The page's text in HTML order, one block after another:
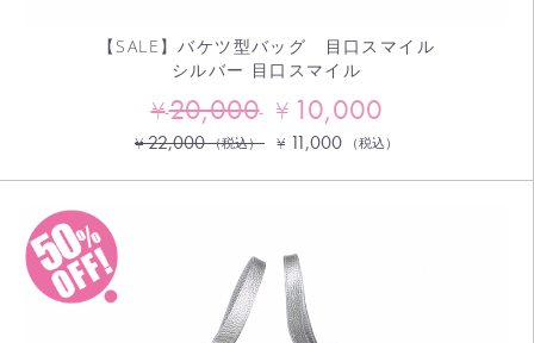
【SALE】バケツ型バッグ 目口スマイル
シルバー 目口スマイル
¥20,000 ¥ 10,000
¥22,000 （税込） ¥ 11,000 （税込）